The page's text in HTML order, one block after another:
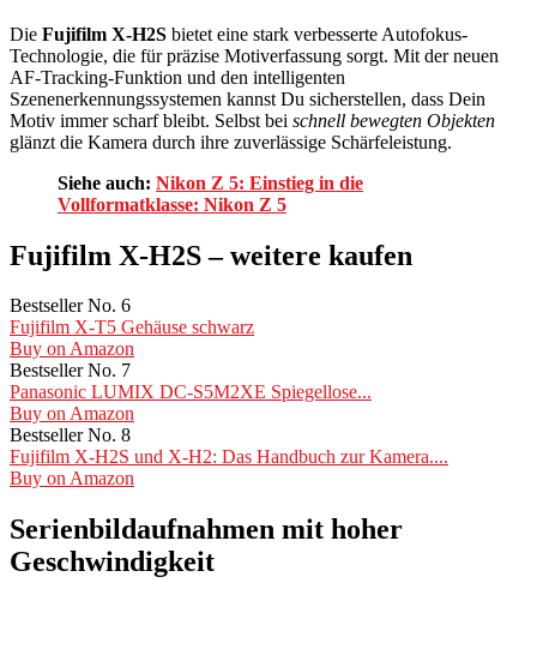
Die Fujifilm X-H2S bietet eine stark verbesserte Autofokus-
Technologie, die für präzise Motiverfassung sorgt. Mit der neuen
AF-Tracking-Funktion und den intelligenten
Szenenerkennungssystemen kannst Du sicherstellen, dass Dein
Motiv immer scharf bleibt. Selbst bei schnell bewegten Objekten
glänzt die Kamera durch ihre zuverlässige Schärfeleistung.
Siehe auch: Nikon Z 5: Einstieg in die
Vollformatklasse: Nikon Z 5
Fujifilm X-H2S – weitere kaufen
Bestseller No. 6
Fujifilm X-T5 Gehäuse schwarz
Buy on Amazon
Bestseller No. 7
Panasonic LUMIX DC-S5M2XE Spiegellose...
Buy on Amazon
Bestseller No. 8
Fujifilm X-H2S und X-H2: Das Handbuch zur Kamera....
Buy on Amazon
Serienbildaufnahmen mit hoher
Geschwindigkeit